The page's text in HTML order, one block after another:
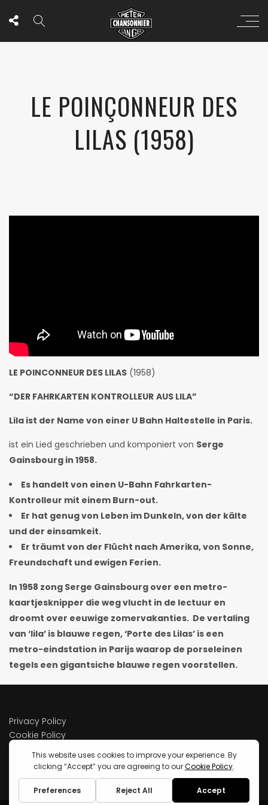
LE POINÇONNEUR DES
LILAS (1958)
LE POINCONNEUR DES LILAS (1958)
“DER FAHRKARTEN KONTROLLEUR AUS LILA”
Lila ist der Name von einer U Bahn Haltestelle in Paris.
ist ein Lied geschrieben und komponiert von Serge
Gainsbourg in 1958.
Es handelt von einen U-Bahn Fahrkarten-
Kontrolleur mit einem Burn-out.
Er hat genug von Leben im Dunkeln, von der kälte
und der einsamkeit.
Er träumt von der Flücht nach Amerika, von Sonne,
Freundschaft und ewigen Ferien.
In 1958 zong Serge Gainsbourg over een metro-
kaartjesknipper die weg vlucht in de lectuur en
droomt over eeuwige zomervakanties. De vertaling
van ‘lila’ is blauwe regen, ‘Porte des Lilas’ is een
metro-eindstation in Parijs waarop de porseleinen
tegels een gigantsiche blauwe regen voorstellen.
Privacy Policy
Cookie Policy